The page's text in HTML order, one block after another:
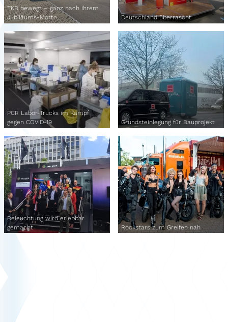
TKB bewegt – ganz nach ihrem
Jubiläums-Motto
Deutschland überrascht
PCR Labor-Trucks im Kampf
gegen COVID-19
Grundsteinlegung für Bauprojekt
Beleuchtung wird erlebbar
gemacht
Rockstars zum Greifen nah